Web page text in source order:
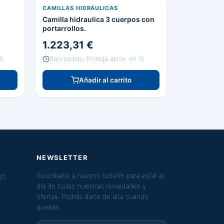
CAMILLAS HIDRÁULICAS
Camilla hidraulica 3 cuerpos con
portarrollos.
1.223,31 €
Bajo pedido, Entrega aprox. en 15
Añadir al carrito
NEWSLETTER
Suscríbete a nuestro boletín para estar al
día de todas nuestras novedades y
ofertas. Podrás darte de alta cuando
quieras: